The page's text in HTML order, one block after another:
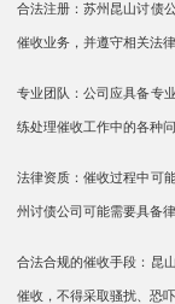
合法注册：苏州昆山讨债
催收业务，并遵守相关法律
专业团队：公司应具备专
练处理催收工作中的各种问
法律资质：催收过程中可
州讨债公司可能需要具备
合法合规的催收手段：昆
催收，不得采取骚扰、恐吓